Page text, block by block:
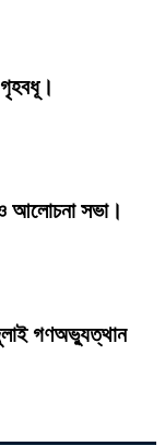
আলোচনা সভা।
গণঅভ্যুত্থান